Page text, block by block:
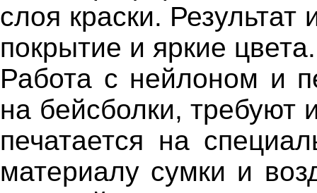
слоя краски.
покрытие и яркие цвета.
Работа с нейлоном и
на бейсболки, требуют
печатается на
материалу сумки и